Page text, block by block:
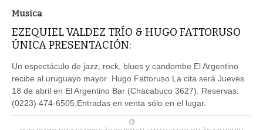
Musica
EZEQUIEL VALDEZ TRÍO & HUGO FATTORUSO
ÚNICA PRESENTACIÓN:
Un espectáculo de jazz, rock, blues y candombe El Argentino
recibe al uruguayo mayor .Hugo Fattoruso La cita será Jueves
18 de abril en El Argentino Bar (Chacabuco 3627). Reservas:
(0223) 474-6505.Entradas en venta sólo en el lugar.